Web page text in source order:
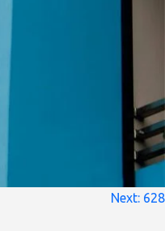
Next: 628